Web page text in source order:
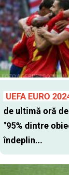
UEFA EURO
de ultimă oră
"95% dintre
îndeplin...